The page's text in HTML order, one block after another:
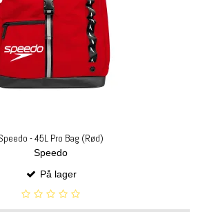
- 45L Pro Bag (Rød)
Speedo
På lager